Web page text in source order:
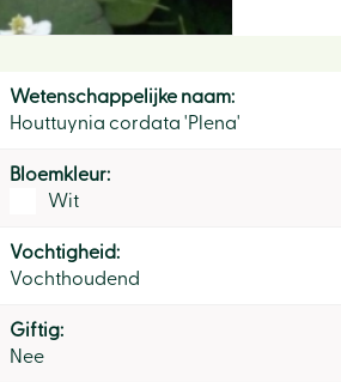
Wetenschappelijke naam:
Houttuynia cordata 'Plena'
Bloemkleur:
Wit
Vochtigheid:
Vochthoudend
Giftig:
Nee